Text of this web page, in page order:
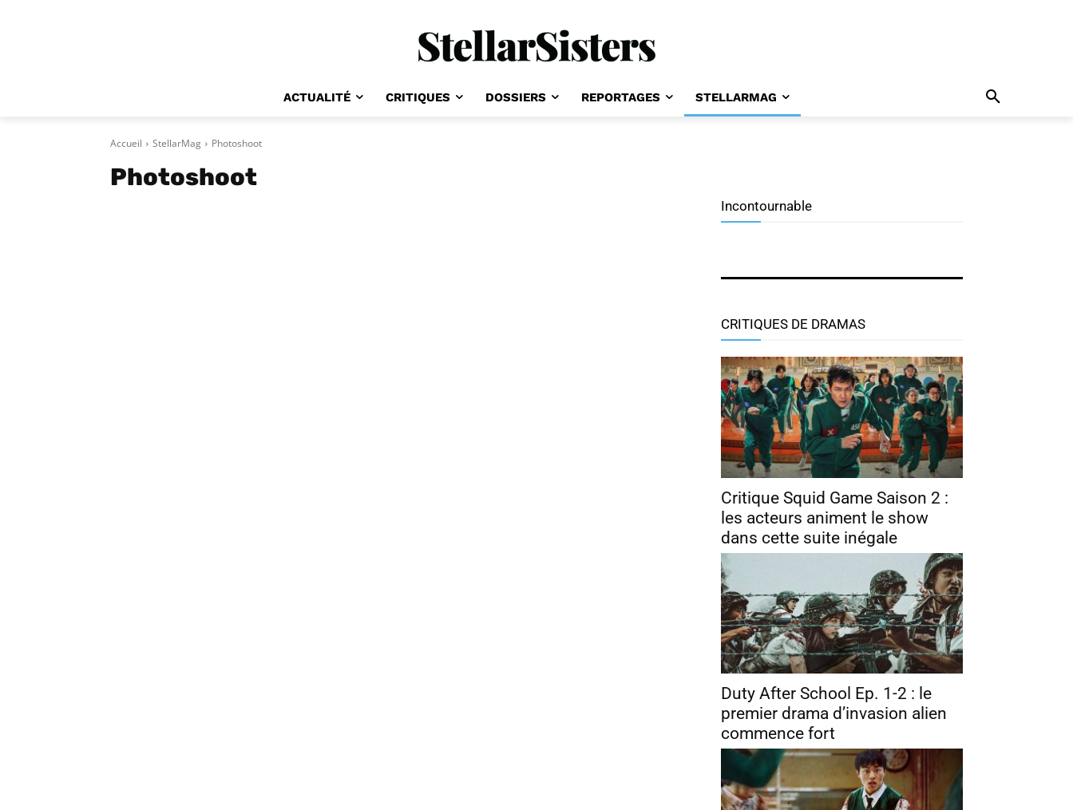
ACTUALITÉ CRITIQUES DOSSIERS REPORTAGES STELLARMAG
Accueil StellarMag Photoshoot
Photoshoot
Incontournable
coréennes 2025 par
CRITIQUES DE DRAMAS
Critique Squid Game Saison 2 :
les acteurs animent le show
dans cette suite inégale
Duty After School Ep. 1-2 : le
premier drama d’invasion alien
commence fort